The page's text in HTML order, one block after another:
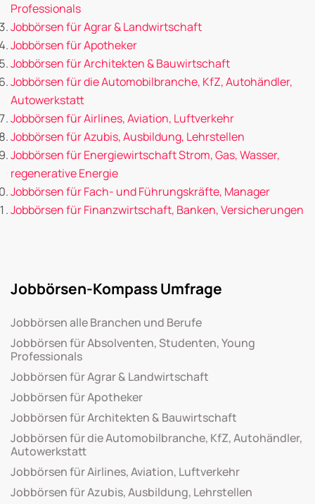
Professionals
Jobbörsen für Agrar & Landwirtschaft
Jobbörsen für Apotheker
Jobbörsen für Architekten & Bauwirtschaft
Jobbörsen für die Automobilbranche, KfZ, Autohändler,
Autowerkstatt
Jobbörsen für Airlines, Aviation, Luftverkehr
Jobbörsen für Azubis, Ausbildung, Lehrstellen
Jobbörsen für Energiewirtschaft Strom, Gas, Wasser,
regenerative Energie
Jobbörsen für Fach- und Führungskräfte, Manager
Jobbörsen für Finanzwirtschaft, Banken, Versicherungen
Jobbörsen-Kompass Umfrage
Jobbörsen alle Branchen und Berufe
Jobbörsen für Absolventen, Studenten, Young
Professionals
Jobbörsen für Agrar & Landwirtschaft
Jobbörsen für Apotheker
Jobbörsen für Architekten & Bauwirtschaft
Jobbörsen für die Automobilbranche, KfZ, Autohändler,
Autowerkstatt
Jobbörsen für Airlines, Aviation, Luftverkehr
Jobbörsen für Azubis, Ausbildung, Lehrstellen